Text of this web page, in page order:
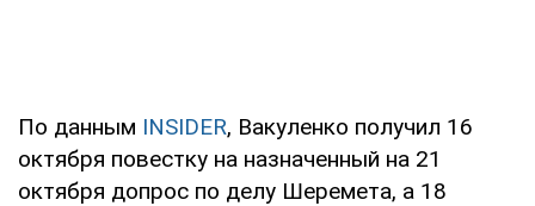
По данным INSIDER, Вакуленко получил 16
октября повестку на назначенный на 21
октября допрос по делу Шеремета, а 18